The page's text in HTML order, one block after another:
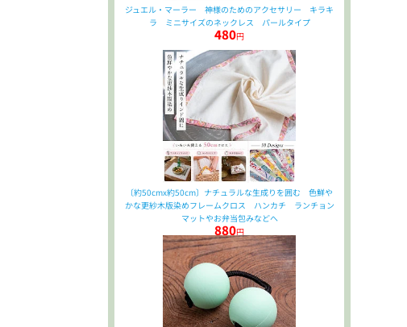
ジュエル・マーラー 神様のためのアクセサリー キラキ
ラ ミニサイズのネックレス パールタイプ
480円
〔約50cmx約50cm〕ナチュラルな生成りを囲む 色鮮や
かな更紗木版染めフレームクロス ハンカチ ランチョン
マットやお弁当包みなどへ
880円